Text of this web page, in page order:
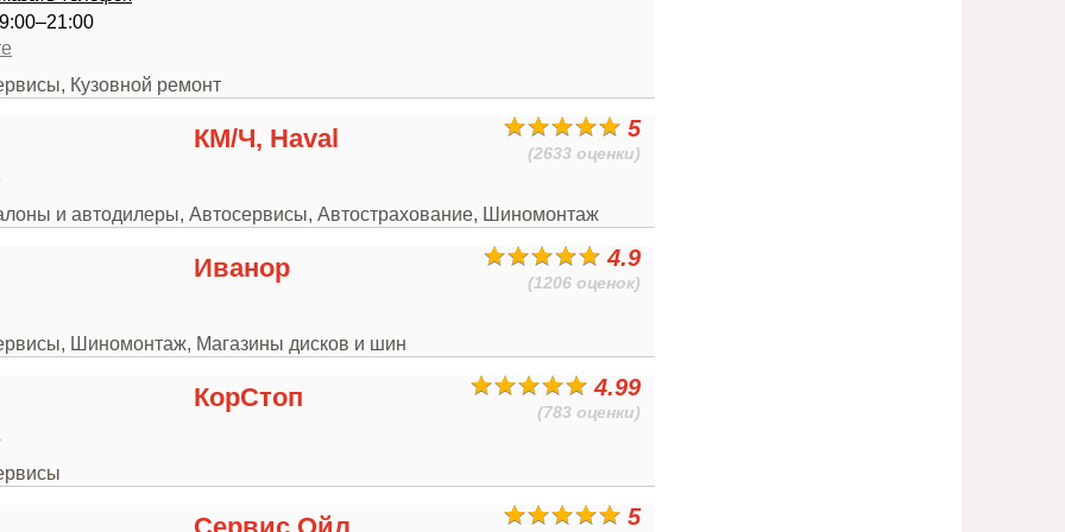
Кузовной ремонт
5
(2633 оценки)
КМ/Ч, Haval
и автодилеры, Автосервисы, Автострахование, Шиномонтаж
4.9
(1206 оценок)
Иванор
Шиномонтаж, Магазины дисков и шин
4.99
(783 оценки)
КорСтоп
5